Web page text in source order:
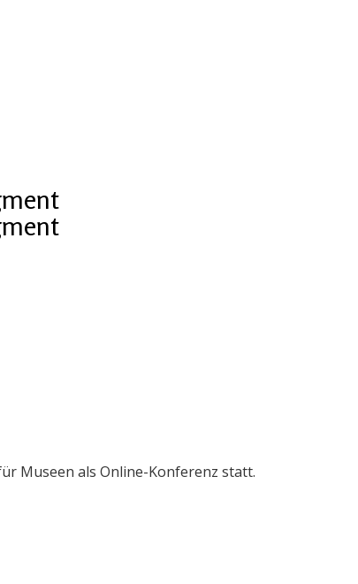
Museen als Online-Konferenz statt.